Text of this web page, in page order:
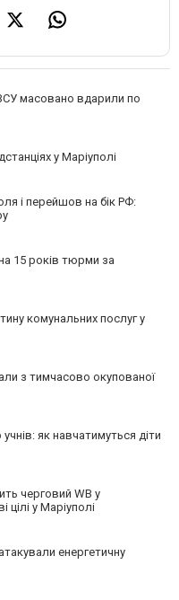
масовано вдарили по
у Маріуполі
і перейшов на бік РФ:
15 років тюрми за
комунальних послуг у
з тимчасово окупованої
як навчатимуться діти
черговий WB у
цілі у Маріуполі
енергетичну